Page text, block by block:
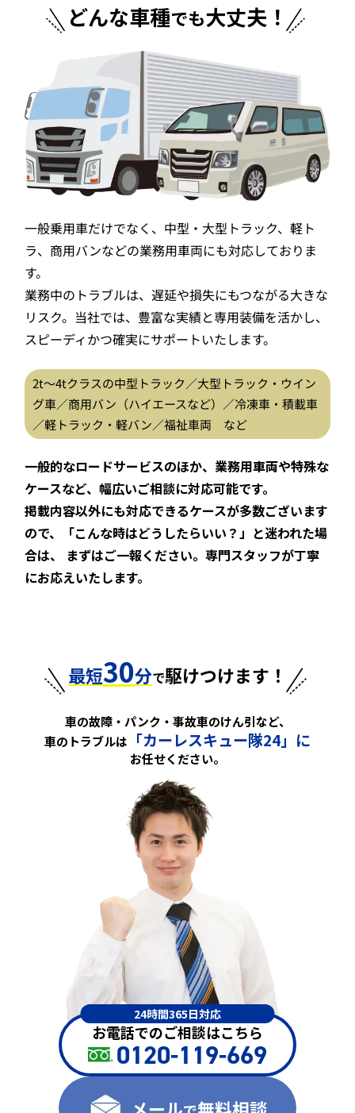
どんな車種でも大丈夫！
一般乗用車だけでなく、中型・大型トラック、軽ト
ラ、商用バンなどの業務用車両にも対応しておりま
す。
業務中のトラブルは、遅延や損失にもつながる大きな
リスク。当社では、豊富な実績と専用装備を活かし、
スピーディかつ確実にサポートいたします。
2t〜4tクラスの中型トラック／大型トラック・ウイン
グ車／商用バン（ハイエースなど）／冷凍車・積載車
／軽トラック・軽バン／福祉車両 など
一般的なロードサービスのほか、業務用車両や特殊な
ケースなど、幅広いご相談に対応可能です。
掲載内容以外にも対応できるケースが多数ございます
ので、「こんな時はどうしたらいい？」と迷われた場
合は、
まずはご一報ください。専門スタッフが丁寧
にお応えいたします。
最短30分で駆けつけます！
車の故障・パンク・事故車のけん引など、
車のトラブルは
「カーレスキュー隊24」に
お任せください。
24時間365日対応
お電話でのご相談はこちら
0120-119-669